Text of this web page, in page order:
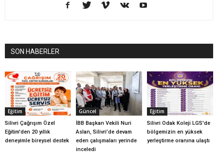
SON HABERLER
Eğitim
Silivri Çağrışım Özel
Eğitim'den 20 yıllık
deneyimle bireysel destek
Güncel
İBB Başkan Vekili Nuri
Aslan, Silivri’de devam
eden çalışmaları yerinde
inceledi
Eğitim
Silivri Odak Koleji LGS'de
bölgemizin en yüksek
yerleştirme oranına ulaştı